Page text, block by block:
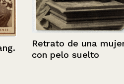
Retrato de una mujer
con pelo suelto